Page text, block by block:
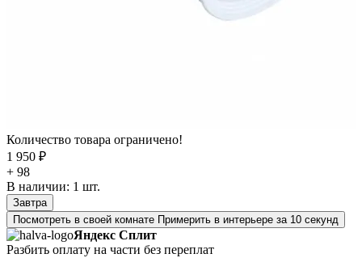
Количество товара ограничено!
1 950 ₽
+ 98
В наличии: 1 шт.
Завтра
Посмотреть в своей комнате Примерить в интерьере за 10 секунд
Яндекс Сплит
Разбить оплату на части без переплат